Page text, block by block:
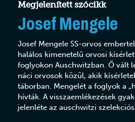
Megjelenített szócikk
Josef Mengele
Josef Mengele SS-orvos
halálos kimenetelű orvosi
foglyokon Auschwitzban. Ő vált
náci orvosok közül, akik
táborban. Mengelét a foglyok a
hívták. A visszaemlékezések
jelenléte az auschwitzi